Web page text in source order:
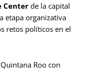
Centerde la capital
etapa organizativa
retos políticos en el
Roo con